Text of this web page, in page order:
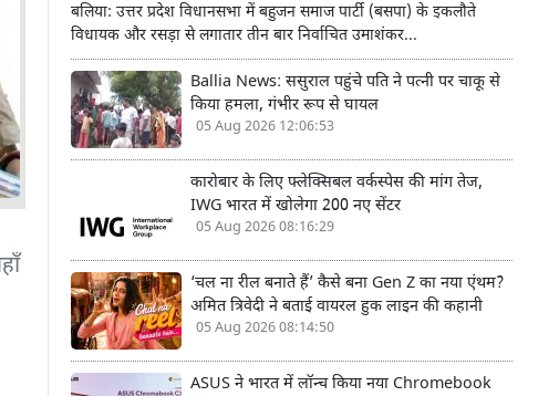
बलिया: उत्तर प्रदेश विधानसभा में बहुजन समाज पार्टी (बसपा) के इकलौते
विधायक और रसड़ा से लगातार तीन बार निर्वाचित उमाशंकर...
Ballia News: ससुराल पहुंचे पति ने पत्नी पर चाकू से
किया हमला, गंभीर रूप से घायल
05 Aug 2026 12:06:53
कारोबार के लिए फ्लेक्सिबल वर्कस्पेस की मांग तेज,
IWG भारत में खोलेगा 200 नए सेंटर
05 Aug 2026 08:16:29
‘चल ना रील बनाते हैं’ कैसे बना Gen Z का नया एंथम?
अमित त्रिवेदी ने बताई वायरल हुक लाइन की कहानी
05 Aug 2026 08:14:50
ASUS ने भारत में लॉन्च किया नया Chromebook